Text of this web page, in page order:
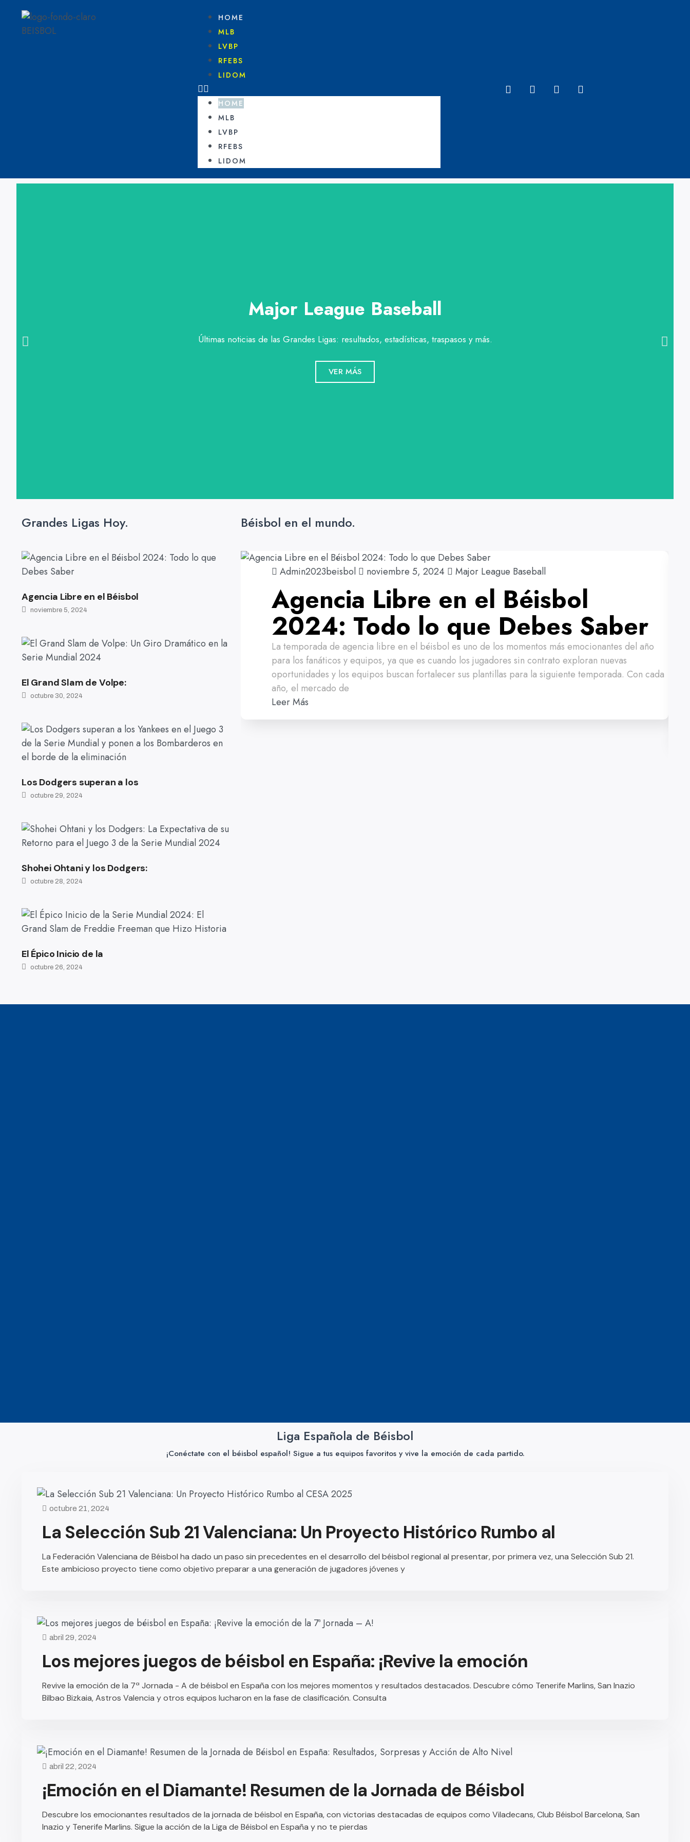
HOME
MLB
LVBP
RFEBS
LIDOM
HOME
MLB
LVBP
RFEBS
LIDOM
Major League Baseball
Últimas noticias de las Grandes Ligas: resultados, estadísticas, traspasos y más.
VER MÁS
Grandes Ligas Hoy. Béisbol en el mundo.
Agencia Libre en el Béisbol
noviembre 5, 2024
El Grand Slam de Volpe:
octubre 30, 2024
Los Dodgers superan a los
octubre 29, 2024
Shohei Ohtani y los Dodgers:
octubre 28, 2024
El Épico Inicio de la
octubre 26, 2024
Admin2023beisbol noviembre 5, 2024 Major League Baseball
Agencia Libre en el Béisbol
2024: Todo lo que Debes Saber
La temporada de agencia libre en el béisbol es uno de los momentos más emocionantes del año
para los fanáticos y equipos, ya que es cuando los jugadores sin contrato exploran nuevas
oportunidades y los equipos buscan fortalecer sus plantillas para la siguiente temporada. Con cada
año, el mercado de
Leer Más
Liga Española de Béisbol
¡Conéctate con el béisbol español! Sigue a tus equipos favoritos y vive la emoción de cada partido.
octubre 21, 2024
La Selección Sub 21 Valenciana: Un Proyecto Histórico Rumbo al
La Federación Valenciana de Béisbol ha dado un paso sin precedentes en el desarrollo del béisbol regional al presentar, por primera vez, una Selección Sub 21.
Este ambicioso proyecto tiene como objetivo preparar a una generación de jugadores jóvenes y
abril 29, 2024
Los mejores juegos de béisbol en España: ¡Revive la emoción
Revive la emoción de la 7ª Jornada - A de béisbol en España con los mejores momentos y resultados destacados. Descubre cómo Tenerife Marlins, San Inazio
Bilbao Bizkaia, Astros Valencia y otros equipos lucharon en la fase de clasificación. Consulta
abril 22, 2024
¡Emoción en el Diamante! Resumen de la Jornada de Béisbol
Descubre los emocionantes resultados de la jornada de béisbol en España, con victorias destacadas de equipos como Viladecans, Club Béisbol Barcelona, San
Inazio y Tenerife Marlins. Sigue la acción de la Liga de Béisbol en España y no te pierdas